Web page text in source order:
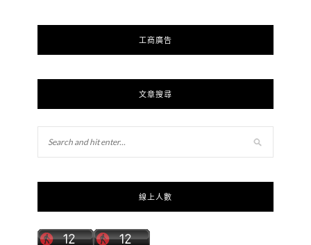
工商廣告
文章搜尋
線上人數